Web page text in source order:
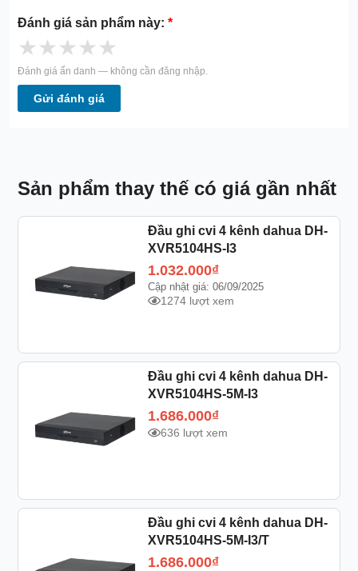
Đánh giá sản phẩm này:*
★★★★★
Đánh giá ẩn danh — không cần đăng nhập.
Gửi đánh giá
Sản phẩm thay thế có giá gần nhất
Đầu ghi cvi 4 kênh dahua DH-
XVR5104HS-I3
1.032.000₫
Cập nhật giá: 06/09/2025
1274 lượt xem
Đầu ghi cvi 4 kênh dahua DH-
XVR5104HS-5M-I3
1.686.000₫
636 lượt xem
Đầu ghi cvi 4 kênh dahua DH-
XVR5104HS-5M-I3/T
1.686.000₫